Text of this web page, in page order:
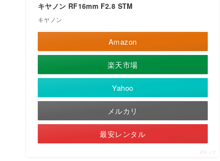
キヤノン RF16mm F2.8 STM
キヤノン
Amazon
楽天市場
Yahoo
メルカリ
最安レンタル
ポチップ